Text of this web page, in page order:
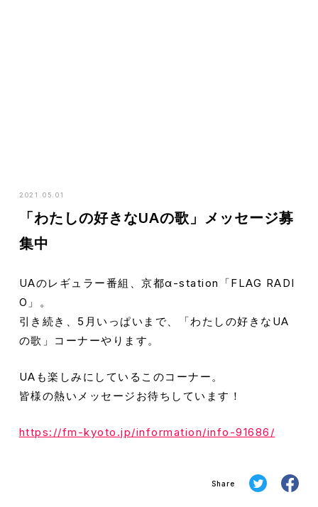
2021.05.01
「わたしの好きなUAの歌」メッセージ募
集中
UAのレギュラー番組、京都α-station「FLAG RADI
O」。
引き続き、5月いっぱいまで、「わたしの好きなUA
の歌」コーナーやります。
UAも楽しみにしているこのコーナー。
皆様の熱いメッセージお待ちしています！
https://fm-kyoto.jp/information/info-91686/
Share